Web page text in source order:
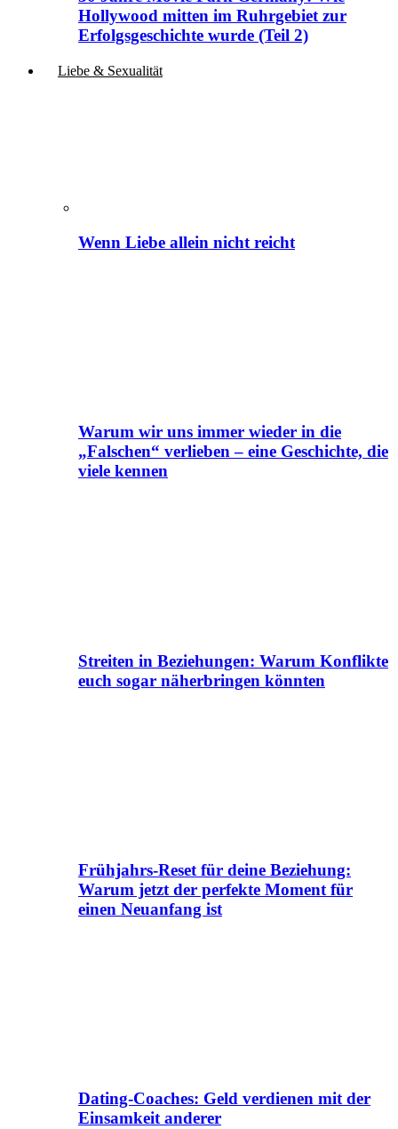
Hollywood mitten im Ruhrgebiet zur
Erfolgsgeschichte wurde (Teil 2)
Liebe & Sexualität
Wenn Liebe allein nicht reicht
Warum wir uns immer wieder in die
„Falschen“ verlieben – eine Geschichte, die
viele kennen
Streiten in Beziehungen: Warum Konflikte
euch sogar näherbringen könnten
Frühjahrs-Reset für deine Beziehung:
Warum jetzt der perfekte Moment für
einen Neuanfang ist
Dating-Coaches: Geld verdienen mit der
Einsamkeit anderer